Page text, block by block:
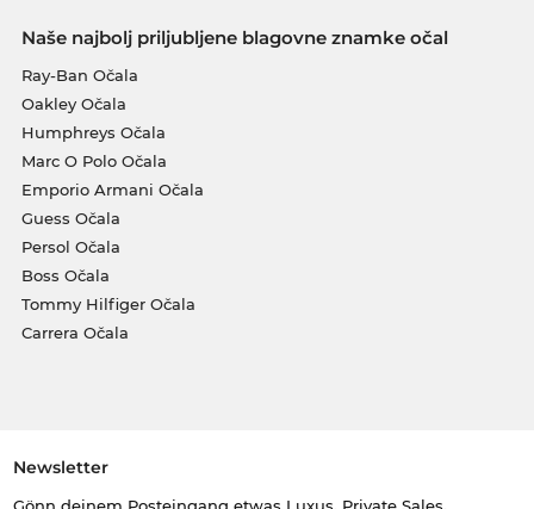
Naše najbolj priljubljene blagovne znamke očal
Ray-Ban Očala
Oakley Očala
Humphreys Očala
Marc O Polo Očala
Emporio Armani Očala
Guess Očala
Persol Očala
Boss Očala
Tommy Hilfiger Očala
Carrera Očala
Newsletter